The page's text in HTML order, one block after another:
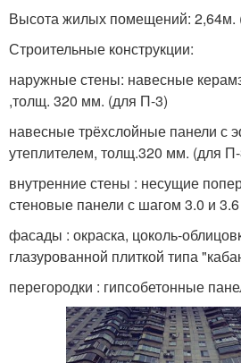
Высота жилых помещений:
Строительные конструкции:
наружные стены: навесные
,толщ. 320 мм. (для П-3)
навесные трёхслойные панели с
утеплителем, толщ.320 мм. (для
внутренние стены : несущие
стеновые панели с шагом 3.0 и
фасады : окраска, цоколь-
глазурованной плиткой типа
перегородки : гипсобетонные